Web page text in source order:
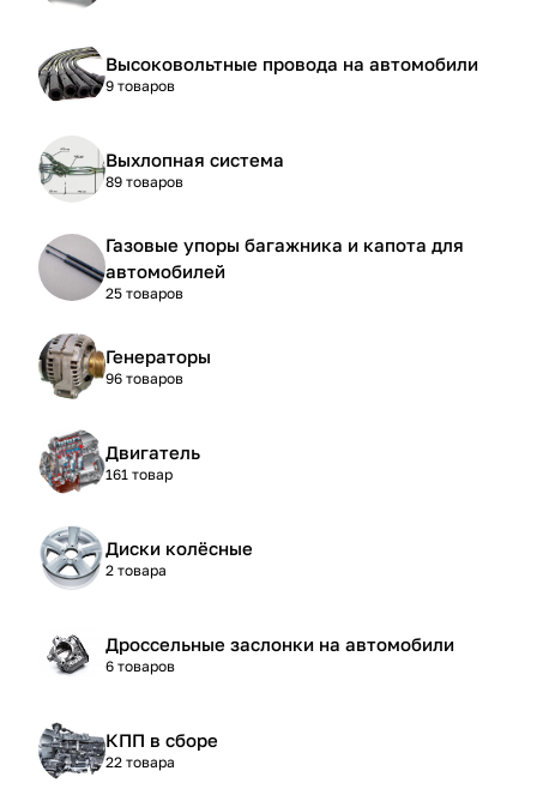
Высоковольтные провода на автомобили
9 товаров
Выхлопная система
89 товаров
Газовые упоры багажника и капота для
автомобилей
25 товаров
Генераторы
96 товаров
Двигатель
161 товар
Диски колёсные
2 товара
Дроссельные заслонки на автомобили
6 товаров
КПП в сборе
22 товара